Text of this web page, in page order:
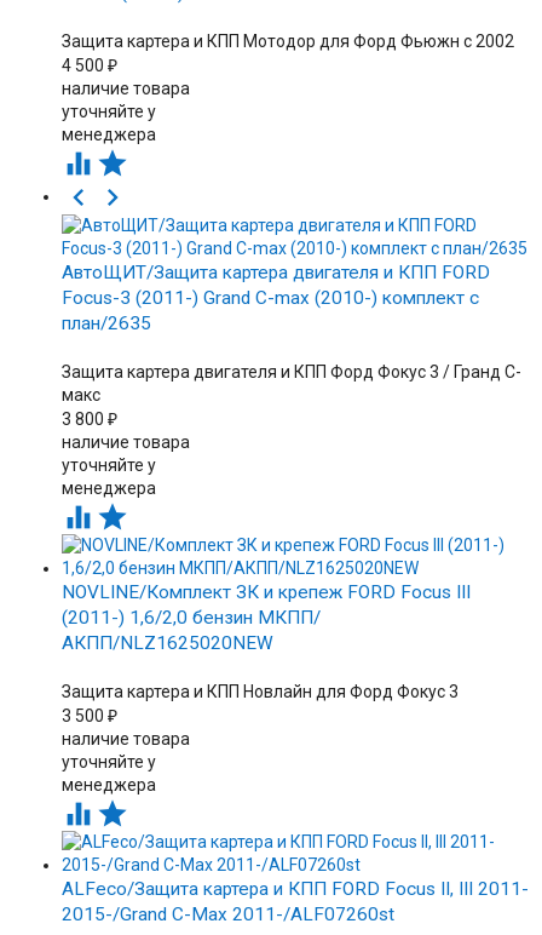
Защита картера и КПП Мотодор для Форд Фьюжн с 2002
4 500 ₽
наличие товара
уточняйте у
менеджера
 


АвтоЩИТ/Защита картера двигателя и КПП FORD
Focus-3 (2011-) Grand C-max (2010-) комплект с
план/2635
Защита картера двигателя и КПП Форд Фокус 3 / Гранд С-
макс
3 800 ₽
наличие товара
уточняйте у
менеджера
 
NOVLINE/Комплект ЗК и крепеж FORD Focus III
(2011-) 1,6/2,0 бензин МКПП/
АКПП/NLZ1625020NEW
Защита картера и КПП Новлайн для Форд Фокус 3
3 500 ₽
наличие товара
уточняйте у
менеджера
 
ALFeco/Защита картера и КПП FORD Focus II, III 2011-
2015-/Grand C-Max 2011-/ALF07260st